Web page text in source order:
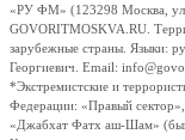
«РУ ФМ» (123298 Москва,
GOVORITMOSKVA.RU.
зарубежные страны. Языки:
Георгиевич. Email:
*Экстремистские и
Федерации: «Правый
«Джабхат Фатх аш-Шам»